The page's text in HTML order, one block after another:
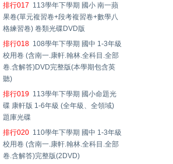
排行017 113學年下學期 國小 南一蘋
果卷(單元複習卷+段考複習卷+數學八
格練習卷) 卷類光碟DVD版
排行018 108學年下學期 國中 1-3年級
校用卷 (含南一.康軒.翰林.全科目.全部
卷.含解答)DVD完整版(本學期包含英
聽)
排行019 113學年下學期 國小命題光
碟 康軒版 1-6年級 (全年級、全領域)
題庫光碟
排行020 110學年下學期 國中 1-3年級
校用卷 (含南一.康軒.翰林.全科目.全部
卷.含解答)完整版(2DVD)